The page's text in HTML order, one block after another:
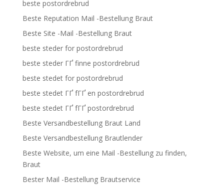
beste postordrebrud
Beste Reputation Mail -Bestellung Braut
Beste Site -Mail -Bestellung Braut
beste steder for postordrebrud
beste steder ГҐ finne postordrebrud
beste stedet for postordrebrud
beste stedet ГҐ fГҐ en postordrebrud
beste stedet ГҐ fГҐ postordrebrud
Beste Versandbestellung Braut Land
Beste Versandbestellung Brautlender
Beste Website, um eine Mail -Bestellung zu finden,
Braut
Bester Mail -Bestellung Brautservice